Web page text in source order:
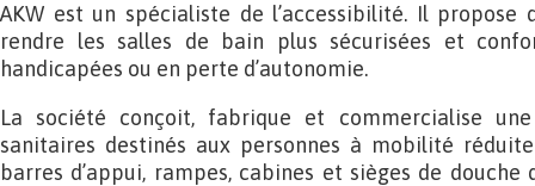
AKW est un spécialiste de l’accessibilité. Il
rendre les salles de bain plus sécurisées et
handicapées ou en perte d’autonomie.
La société conçoit, fabrique et commercialise
sanitaires destinés aux personnes à mobilité
barres d’appui, rampes, cabines et sièges de